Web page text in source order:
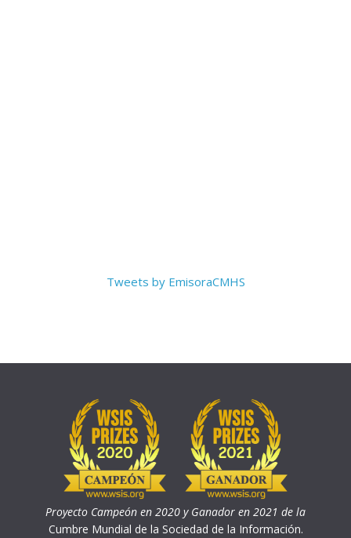
Tweets by EmisoraCMHS
Proyecto Campeón en 2020 y Ganador en 2021 de la
Cumbre Mundial de la Sociedad de la Información.